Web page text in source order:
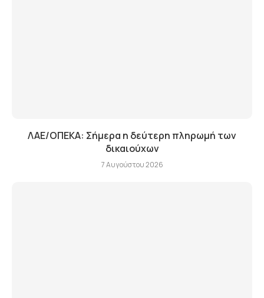
ΛΑΕ/ΟΠΕΚΑ: Σήμερα η δεύτερη πληρωμή των
δικαιούχων
7 Αυγούστου 2026